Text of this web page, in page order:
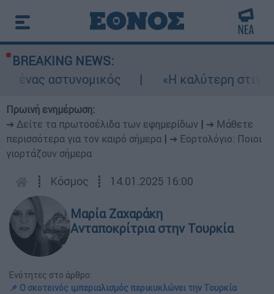
BREAKING NEWS:
«Η καλύτερη στιγμή για
Πρωινή ενημέρωση:
➔ Δείτε τα πρωτοσέλιδα των εφημερίδων
➔ Μάθετε
περισσότερα για τον καιρό σήμερα
➔ Εορτολόγιο: Ποιοι
γιορτάζουν σήμερα
┋ Κόσμος ┋ 14.01.2025 16:00
Μαρία Ζαχαράκη
Ανταποκρίτρια στην Τουρκία
Ενότητες στο άρθρο:
📌 Ο σκοτεινός ιμπεριαλισμός περικυκλώνει την Τουρκία